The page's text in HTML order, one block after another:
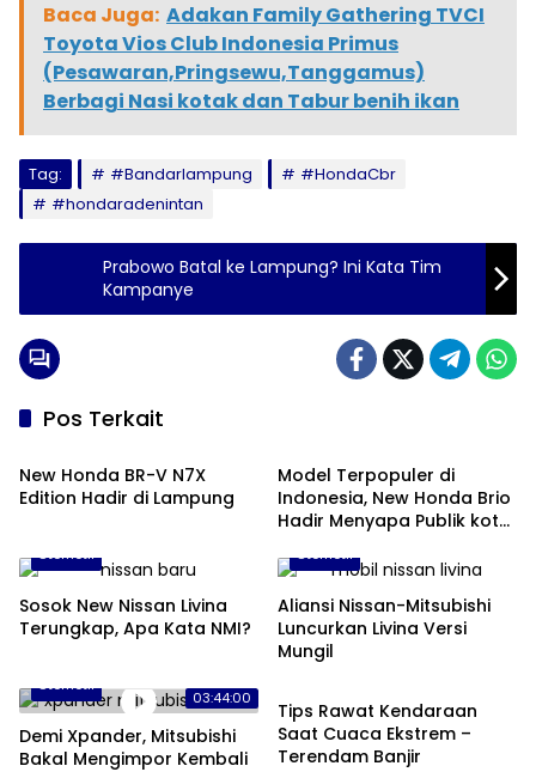
Baca Juga: Adakan Family Gathering TVCI
Toyota Vios Club Indonesia Primus
(Pesawaran,Pringsewu,Tanggamus)
Berbagi Nasi kotak dan Tabur benih ikan
Tag: #Bandarlampung
#HondaCbr
#hondaradenintan
Prabowo Batal ke Lampung? Ini Kata Tim
Kampanye
Pos Terkait
Otomotif
New Honda BR-V N7X
Edition Hadir di Lampung
Model Terpopuler di
Indonesia, New Honda Brio
Hadir Menyapa Publik kota
Otomotif
Sosok New Nissan Livina
Terungkap, Apa Kata NMI?
Otomotif
Aliansi Nissan-Mitsubishi
Luncurkan Livina Versi
Mungil
03:44:00
Otomotif
Demi Xpander, Mitsubishi
Bakal Mengimpor Kembali
Otomotif
Tips Rawat Kendaraan
Saat Cuaca Ekstrem –
Terendam Banjir